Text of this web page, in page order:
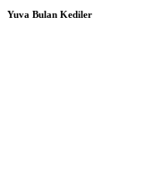
Yuva Bulan Kediler